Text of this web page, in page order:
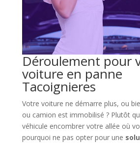
Déroulement pour
voiture en panne
Tacoignieres
Votre voiture ne démarre plus, ou
ou camion est immobilisé ? Plutôt
véhicule encombrer votre allée où
pourquoi ne pas opter pour une